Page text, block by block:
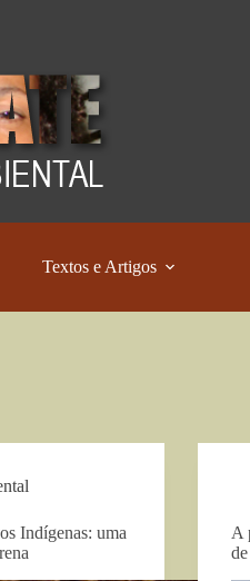
Textos e Artigos
Indígenas: uma
A